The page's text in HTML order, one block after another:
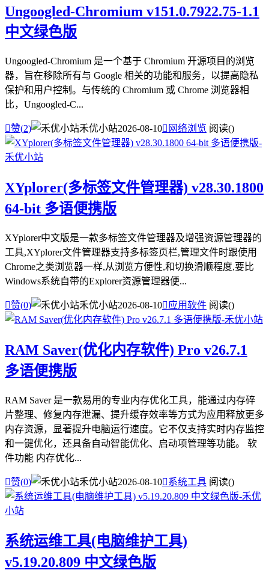
Ungoogled-Chromium v151.0.7922.75-1.1
中文绿色版
Ungoogled-Chromium 是一个基于 Chromium 开源项目的浏览
器，旨在移除所有与 Google 相关的功能和服务，以提高隐私
保护和用户控制。与传统的 Chromium 或 Chrome 浏览器相
比，Ungoogled-C...
赞(2) 禾优小站2026-08-10 网络浏览 阅读()
XYplorer(多标签文件管理器) v28.30.1800
64-bit 多语便携版
XYplorer中文版是一款多标签文件管理器及增强资源管理器的
工具,XYplorer文件管理器支持多标签页栏,管理文件时跟使用
Chrome之类浏览器一样,从浏览方便性,和切换滑顺程度,要比
Windows系统自带的Explorer资源管理器便...
赞(0) 禾优小站2026-08-10应用软件 阅读()
RAM Saver(优化内存软件) Pro v26.7.1
多语便携版
RAM Saver 是一款易用的专业内存优化工具，能通过内存碎
片整理、修复内存泄漏、提升缓存效率等方式为应用释放更多
内存资源，显著提升电脑运行速度。它不仅支持实时内存监控
和一键优化，还具备自动智能优化、启动项管理等功能。 软
件功能 内存优化...
赞(0) 禾优小站2026-08-10系统工具 阅读()
系统运维工具(电脑维护工具)
v5.19.20.809 中文绿色版